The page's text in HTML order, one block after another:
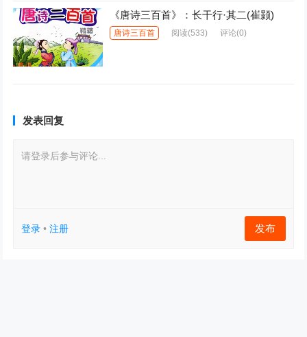
《唐诗三百首》：长干行·其二(崔颢)
唐诗三百首 阅读(533) 评论(0)
发表回复
请登录后参与评论...
登录 •注册 发布